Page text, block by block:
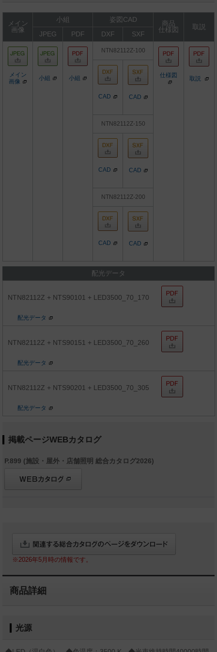
メイン
画像
小組 姿図CAD
商品
仕様図
取説
JPEG
PDF DXF SXF
メイン
画像
小組 小組
NTN82112Z-100
仕様図 取説
CAD CAD
NTN82112Z-150
CAD CAD
NTN82112Z-200
CAD CAD
配光データ
NTN82112Z + NTS90101 + LED3500_70_170
配光データ
NTN82112Z + NTS90151 + LED3500_70_260
配光データ
NTN82112Z + NTS90201 + LED3500_70_305
配光データ
掲載ページWEBカタログ
P.899 (施設・屋外・店舗照明 総合カタログ2026)
※2026年5月時の情報です。
商品詳細
光源